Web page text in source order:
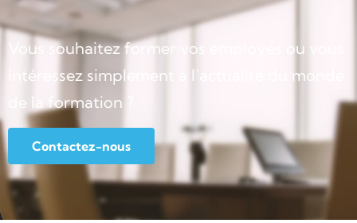
Vous souhaitez former vos employés ou vous
intéressez simplement à l’actualité du monde
de la formation ?
Contactez-nous